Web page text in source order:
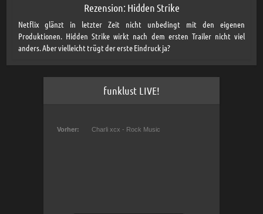
Rezension: Hidden Strike
Netflix glänzt in letzter Zeit nicht unbedingt mit den eigenen
Produktionen. Hidden Strike wirkt nach dem ersten Trailer nicht viel
anders. Aber vielleicht trügt der erste Eindruck ja?
funklust LIVE!